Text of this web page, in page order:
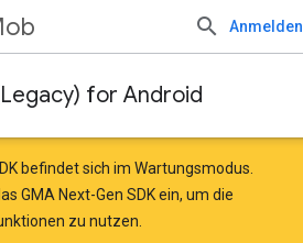
Anmelden
for Android
befindet sich im Wartungsmodus.
GMA Next-Gen SDK ein, um die
zu nutzen.